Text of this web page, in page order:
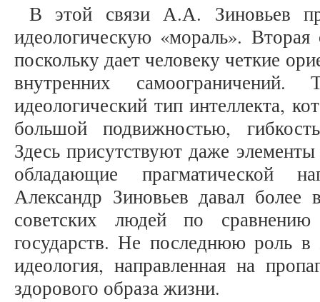
В этой связи А.А. Зиновьев
идеологическую «мораль». Вторая
поскольку дает человеку четкие
внутренних
идеологический тип интеллекта,
большой подвижностью,
Здесь присутствуют даже
обладающие прагматической
Александр Зиновьев давал более
советских людей по
государств. Не последнюю роль в
идеология, направленная на
здорового образа жизни.